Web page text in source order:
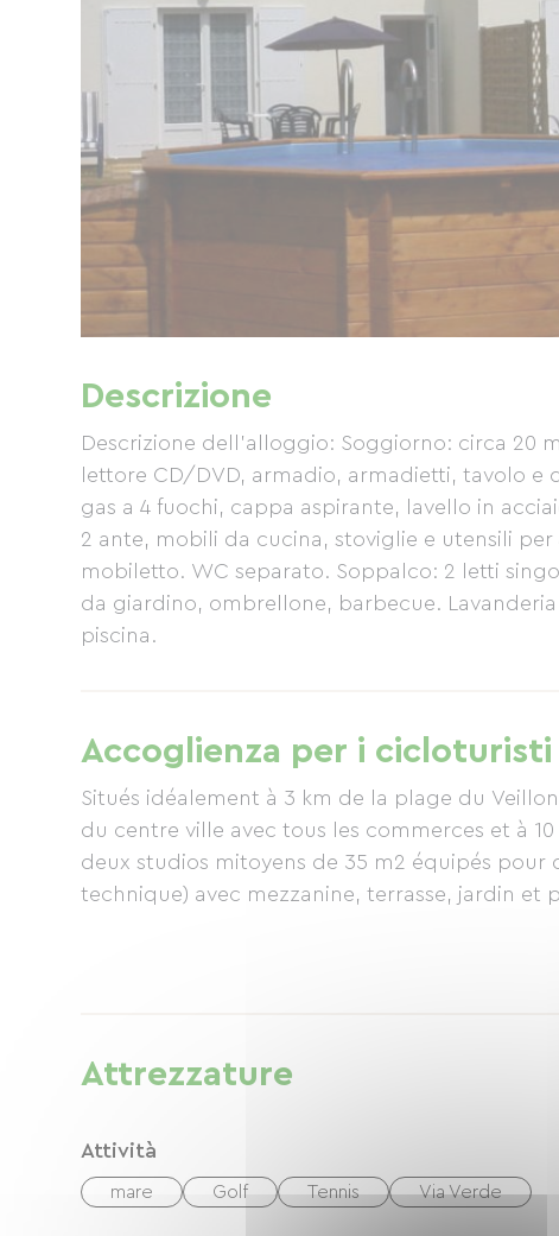
Descrizione
Descrizione dell'alloggio: Soggiorno: circa 20
lettore CD/DVD, armadio, armadietti, tavolo e
gas a 4 fuochi, cappa aspirante, lavello in
2 ante, mobili da cucina, stoviglie e utensili
mobiletto. WC separato. Soppalco: 2 letti
da giardino, ombrellone, barbecue.
piscina.
Accoglienza per i cicloturisti
Situés idéalement à 3 km de la plage du
du centre ville avec tous les commerces et à
deux studios mitoyens de 35 m2 équipés pour quatre personnes (séparés par un local
technique) avec mezzanine, terrasse, jardin et piscine hors sol.
Attrezzature
Attività
mare Golf Tennis Via Verde